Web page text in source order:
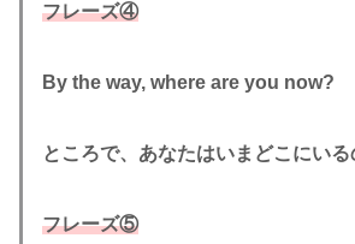
フレーズ④
By the way, where are you now?
ところで、あなたはいまどこにいる
フレーズ⑤